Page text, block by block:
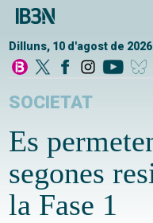
Dilluns, 10 d'agost de 2026
SOCIETAT
Es
segones
la Fase 1